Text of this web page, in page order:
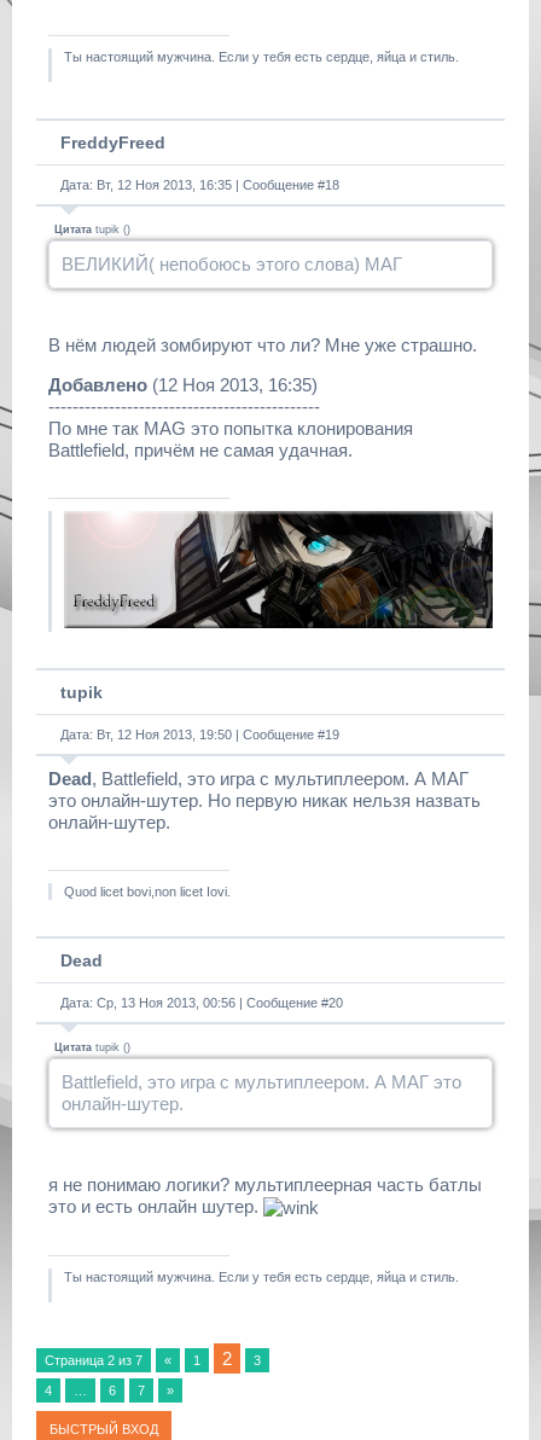
Ты настоящий мужчина. Если у тебя есть сердце, яйца и стиль.
FreddyFreed
Дата: Вт, 12 Ноя 2013, 16:35 | Сообщение #18
Цитата tupik ()
ВЕЛИКИЙ( непобоюсь этого слова) МАГ
В нём людей зомбируют что ли? Мне уже страшно.
Добавлено (12 Ноя 2013, 16:35)
---------------------------------------------
По мне так MAG это попытка клонирования
Battlefield, причём не самая удачная.
tupik
Дата: Вт, 12 Ноя 2013, 19:50 | Сообщение #19
Dead, Battlefield, это игра с мультиплеером. А МАГ
это онлайн-шутер. Но первую никак нельзя назвать
онлайн-шутер.
Quod licet bovi,non licet Iovi.
Dead
Дата: Ср, 13 Ноя 2013, 00:56 | Сообщение #20
Цитата tupik ()
Battlefield, это игра с мультиплеером. А МАГ это
онлайн-шутер.
я не понимаю логики? мультиплеерная часть батлы
это и есть онлайн шутер.
Ты настоящий мужчина. Если у тебя есть сердце, яйца и стиль.
Страница 2 из 7 « 1 2 3
4 6 7 »